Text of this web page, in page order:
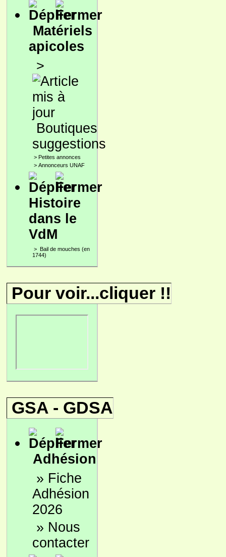
Matériels
apicoles
>
Boutiques
suggestions
> Petites annonces
> Annonceurs UNAF
Histoire
dans le
VdM
> Bail de mouches (en
1744)
Pour voir...cliquer !!
GSA - GDSA
Adhésion
» Fiche
Adhésion
2026
» Nous
contacter